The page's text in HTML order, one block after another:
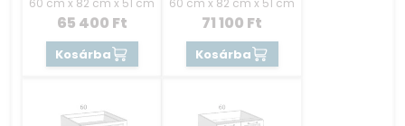
60 cm x 82 cm x 51 cm
65 400 Ft
Kosárba
60 cm x 82 cm x 51 cm
71 100 Ft
Kosárba